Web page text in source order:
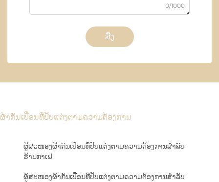
0/1000
ສົ່ງ
ຜ້າກັນເປື່ອນທີ່ປັບແຕ່ງຕາມຄວາມຕ້ອງການ
ຜູ້ສະໜອງຜ້າກັນເປື່ອນທີ່ປັບແຕ່ງຕາມຄວາມຕ້ອງການສຳລັບ
ຮ້ານກາເຟ
ຜູ້ສະໜອງຜ້າກັນເປື່ອນທີ່ປັບແຕ່ງຕາມຄວາມຕ້ອງການສຳລັບ